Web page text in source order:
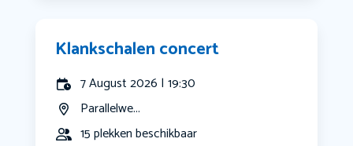
Klankschalen concert
7 August 2026 | 19:30
Parallelwe...
15 plekken beschikbaar